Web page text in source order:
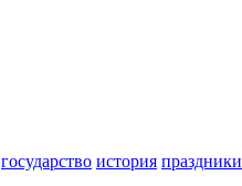
государство история праздники